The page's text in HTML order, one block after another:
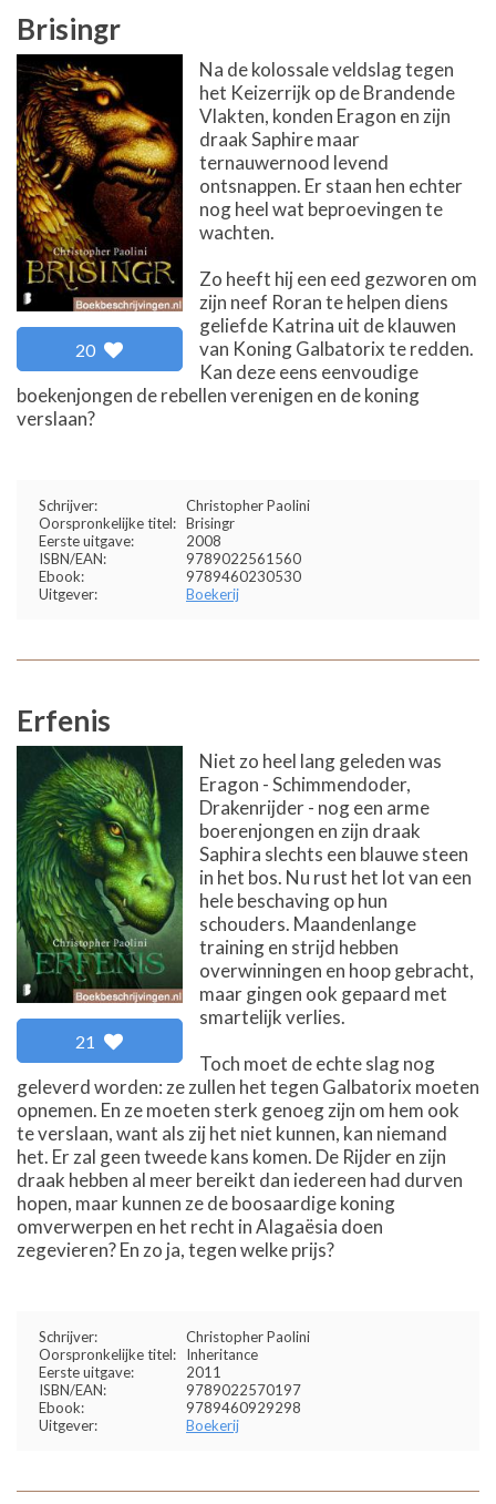
Brisingr
20
Na de kolossale veldslag tegen
het Keizerrijk op de Brandende
Vlakten, konden Eragon en zijn
draak Saphire maar
ternauwernood levend
ontsnappen. Er staan hen echter
nog heel wat beproevingen te
wachten.
Zo heeft hij een eed gezworen om
zijn neef Roran te helpen diens
geliefde Katrina uit de klauwen
van Koning Galbatorix te redden.
Kan deze eens eenvoudige
boekenjongen de rebellen verenigen en de koning
verslaan?
Schrijver:
Christopher Paolini
Oorspronkelijke titel: Brisingr
Eerste uitgave:
2008
ISBN/EAN:
9789022561560
Ebook:
9789460230530
Uitgever:
Boekerij
Erfenis
21
Niet zo heel lang geleden was
Eragon - Schimmendoder,
Drakenrijder - nog een arme
boerenjongen en zijn draak
Saphira slechts een blauwe steen
in het bos. Nu rust het lot van een
hele beschaving op hun
schouders. Maandenlange
training en strijd hebben
overwinningen en hoop gebracht,
maar gingen ook gepaard met
smartelijk verlies.
Toch moet de echte slag nog
geleverd worden: ze zullen het tegen Galbatorix moeten
opnemen. En ze moeten sterk genoeg zijn om hem ook
te verslaan, want als zij het niet kunnen, kan niemand
het. Er zal geen tweede kans komen. De Rijder en zijn
draak hebben al meer bereikt dan iedereen had durven
hopen, maar kunnen ze de boosaardige koning
omverwerpen en het recht in Alagaësia doen
zegevieren? En zo ja, tegen welke prijs?
Schrijver:
Christopher Paolini
Oorspronkelijke titel:
Inheritance
Eerste uitgave:
2011
ISBN/EAN:
9789022570197
Ebook:
9789460929298
Uitgever:
Boekerij